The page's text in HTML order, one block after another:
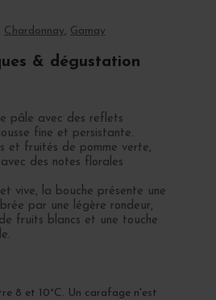
Chardonnay, Gamay
& dégustation
pâle avec des reflets
fine et persistante.
et fruités de pomme verte,
des notes florales
vive, la bouche présente une
par une légère rondeur,
fruits blancs et une touche
8 et 10°C. Un carafage n'est